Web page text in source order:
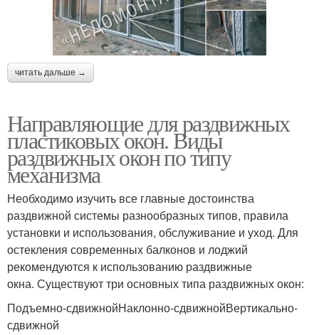
читать дальше →
Направляющие для раздвижных
пластиковых окон. Виды
раздвижных окон по типу
механизма
Необходимо изучить все главные достоинства
раздвижной системы разнообразных типов, правила
установки и использования, обслуживание и уход. Для
остекления современных балконов и лоджий
рекомендуются к использованию раздвижные
окна. Существуют три основных типа раздвижных окон:
Подъемно-сдвижнойНаклонно-сдвижнойВертикально-
сдвижной